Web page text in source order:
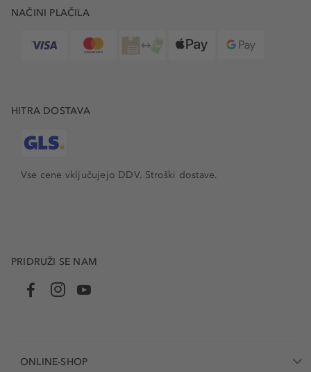
ELEGANCA, KI TRAJA DLJE OD TRENUTKA
Dišave KARL LAGERFELD niso narejene le za en letni čas.
So kot garderobni kos, ki ga nosite znova in znova: saj
ostaja predana tistemu, kar je: natančnosti, zadržanosti,
PO PARFUME KARL LAGERFELD V SPLETNO
TRGOVINO DOUGLAS
rutini. Ne pozabite, da vam pri nakupu nad 49 EUR
brezplačne vzorčke. Nakupovanje z domačega naslanjača
novičke.
NAČINI PLAČILA
HITRA DOSTAVA
Vse cene vključujejo DDV. Stroški dostave.
PRIDRUŽI SE NAM
ONLINE-SHOP